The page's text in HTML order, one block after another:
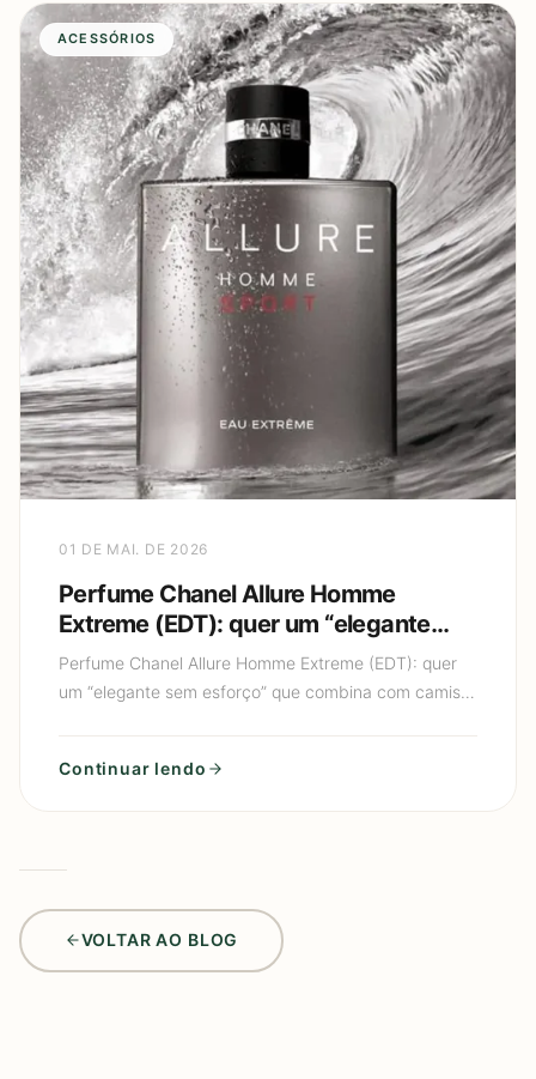
ACESSÓRIOS
01 DE MAI. DE 2026
Perfume Chanel Allure Homme
Extreme (EDT): quer um “elegante
sem esforço” que combina com
camisa social e também com jeans?
Perfume Chanel Allure Homme Extreme (EDT): quer
um “elegante sem esforço” que combina com camisa
Continuar lendo
VOLTAR AO BLOG